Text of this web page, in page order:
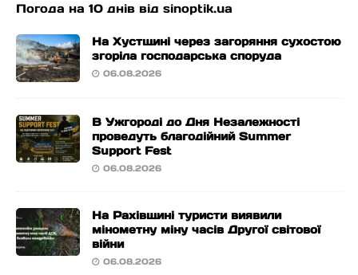
Погода на 10 днів від sinoptik.ua
На Хустщині через загоряння сухостою
згоріла господарська споруда
06.08.2026
В Ужгороді до Дня Незалежності
проведуть благодійний Summer
Support Fest
06.08.2026
На Рахівщині туристи виявили
мінометну міну часів Другої світової
війни
06.08.2026